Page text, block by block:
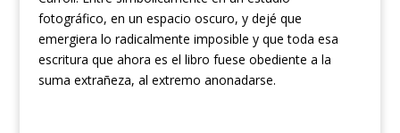
fotográfico, en un espacio oscuro, y dejé que
emergiera lo radicalmente imposible y que toda esa
escritura que ahora es el libro fuese obediente a la
suma extrañeza, al extremo anonadarse.